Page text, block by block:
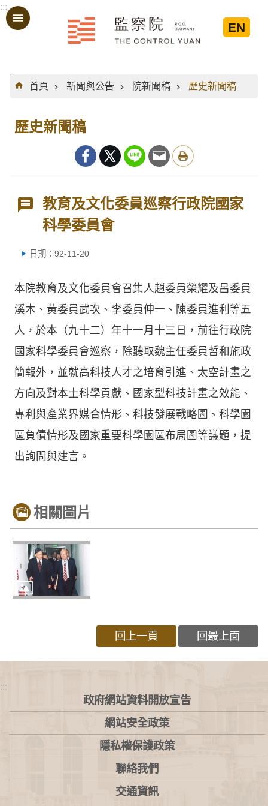
跳到主要內容區塊
:::
EN
:::
首頁
新聞與公告 院新聞稿 歷史新聞稿
歷史新聞稿
教育及文化委員巡察行政院國家
科學委員會
日期：92-11-20
本院教育及文化委員會召集人趙委員榮耀及呂委員
溪木、黃委員武次、李委員伸一、陳委員進利等五
人，於本（九十二）年十一月十三日，前往行政院
國家科學委員會巡察，除聽取魏主任委員哲和施政
簡報外，並就高科技人才之培育引進、太空計畫之
方向及對本土科學貢獻、國家型科技計畫之效能、
專利與產業界媒合情形、科技發展戰略圖、科學園
區負債情形及國家重要科學園區布局圖等議題，提
出詢問與建言。
相關圖片
回上一頁 回最上面
:::
政府網站資料開放宣告
網站安全政策
隱私權保護政策
聯絡我們
交通資訊